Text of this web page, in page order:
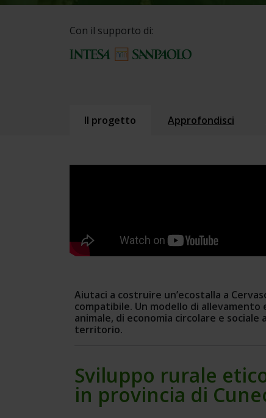
Con il supporto di:
Il progetto Approfondisci
Aiutaci a costruire un’ecostalla a
compatibile. Un modello di
animale, di economia circolare e
territorio.
Sviluppo rurale
in provincia di